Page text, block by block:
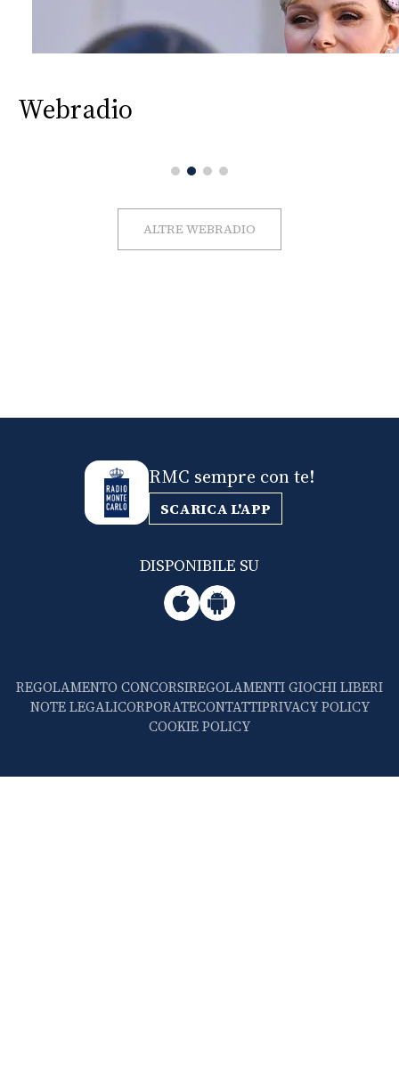
Webradio
ALTRE WEBRADIO
RMC sempre con te!
SCARICA L'APP
DISPONIBILE SU
REGOLAMENTO CONCORSIREGOLAMENTI GIOCHI LIBERI
NOTE LEGALICORPORATECONTATTIPRIVACY POLICY
COOKIE POLICY